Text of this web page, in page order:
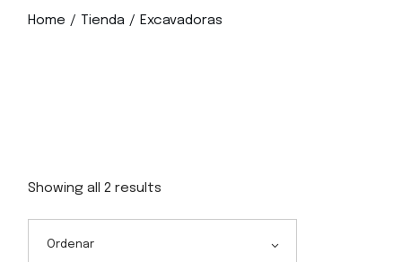
Home Tienda Excavadoras
Showing all 2 results
Ordenar